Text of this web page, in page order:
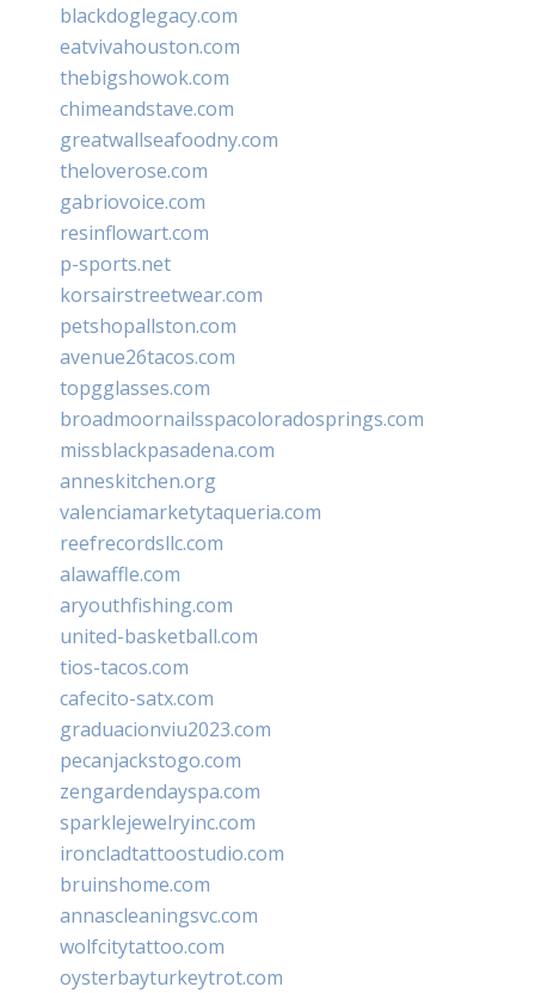
blackdoglegacy.com
eatvivahouston.com
thebigshowok.com
chimeandstave.com
greatwallseafoodny.com
theloverose.com
gabriovoice.com
resinflowart.com
p-sports.net
korsairstreetwear.com
petshopallston.com
avenue26tacos.com
topgglasses.com
broadmoornailsspacoloradosprings.com
missblackpasadena.com
anneskitchen.org
valenciamarketytaqueria.com
reefrecordsllc.com
alawaffle.com
aryouthfishing.com
united-basketball.com
tios-tacos.com
cafecito-satx.com
graduacionviu2023.com
pecanjackstogo.com
zengardendayspa.com
sparklejewelryinc.com
ironcladtattoostudio.com
bruinshome.com
annascleaningsvc.com
wolfcitytattoo.com
oysterbayturkeytrot.com